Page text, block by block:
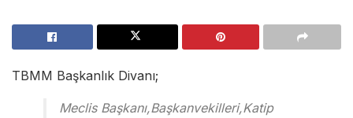
TBMM Başkanlık Divanı;
Meclis Başkanı,Başkanvekilleri,Katip